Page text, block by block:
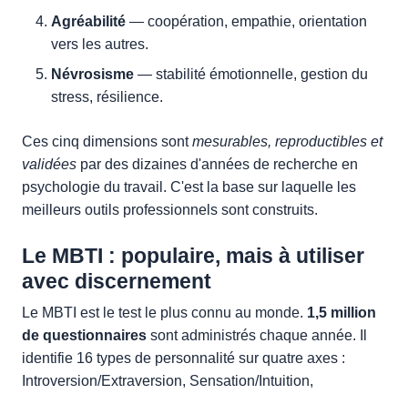
Agréabilité — coopération, empathie, orientation
vers les autres.
Névrosisme — stabilité émotionnelle, gestion du
stress, résilience.
Ces cinq dimensions sontmesurables, reproductibles et
validées par des dizaines d'années de recherche en
psychologie du travail. C'est la base sur laquelle les
meilleurs outils professionnels sont construits.
Le MBTI : populaire, mais à utiliser
avec discernement
Le MBTI est le test le plus connu au monde. 1,5 million
de questionnaires sont administrés chaque année. Il
identifie 16 types de personnalité sur quatre axes :
Introversion/Extraversion, Sensation/Intuition,